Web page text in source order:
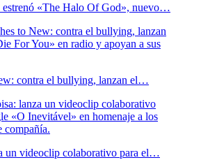
estrenó «The Halo Of God», nuevo…
contra el bullying, lanzan el…
un videoclip colaborativo para el…